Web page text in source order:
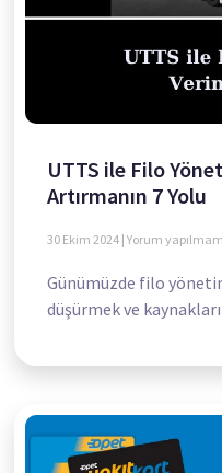
UTTS ile Filo
Artırmanın 7 Yolu
30 Ekim 2024 Yorum
Günümüzde filo
düşürmek ve